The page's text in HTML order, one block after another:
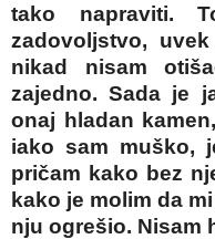
tako napraviti.
zadovoljstvo,
nikad nisam
zajedno. Sada je
onaj hladan
iako sam muško,
pričam kako bez
kako je molim da
nju ogrešio. Nisam